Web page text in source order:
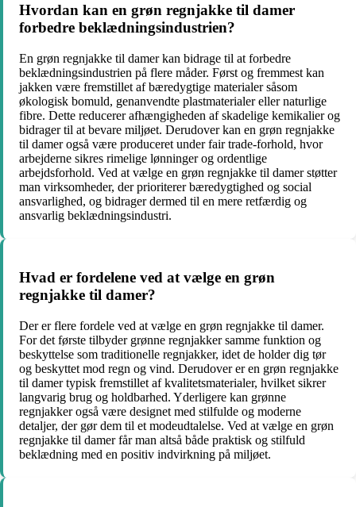
Hvordan kan en grøn regnjakke til damer
forbedre beklædningsindustrien?
En grøn regnjakke til damer kan bidrage til at forbedre
beklædningsindustrien på flere måder. Først og fremmest kan
jakken være fremstillet af bæredygtige materialer såsom
økologisk bomuld, genanvendte plastmaterialer eller naturlige
fibre. Dette reducerer afhængigheden af ​​skadelige kemikalier og
bidrager til at bevare miljøet. Derudover kan en grøn regnjakke
til damer også være produceret under fair trade-forhold, hvor
arbejderne sikres rimelige lønninger og ordentlige
arbejdsforhold. Ved at vælge en grøn regnjakke til damer støtter
man virksomheder, der prioriterer bæredygtighed og social
ansvarlighed, og bidrager dermed til en mere retfærdig og
ansvarlig beklædningsindustri.
Hvad er fordelene ved at vælge en grøn
regnjakke til damer?
Der er flere fordele ved at vælge en grøn regnjakke til damer.
For det første tilbyder grønne regnjakker samme funktion og
beskyttelse som traditionelle regnjakker, idet de holder dig tør
og beskyttet mod regn og vind. Derudover er en grøn regnjakke
til damer typisk fremstillet af kvalitetsmaterialer, hvilket sikrer
langvarig brug og holdbarhed. Yderligere kan grønne
regnjakker også være designet med stilfulde og moderne
detaljer, der gør dem til et modeudtalelse. Ved at vælge en grøn
regnjakke til damer får man altså både praktisk og stilfuld
beklædning med en positiv indvirkning på miljøet.